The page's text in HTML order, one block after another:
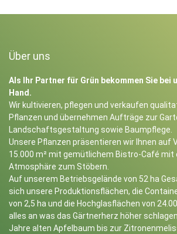
Über uns
Als Ihr Partner für Grün bekommen Sie bei
Hand.
Wir kultivieren, pflegen und verkaufen
Pflanzen und übernehmen Aufträge zur
Landschaftsgestaltung sowie Baumpflege.
Unsere Pflanzen präsentieren wir Ihnen auf
15.000 m² mit gemütlichem Bistro-Café mit
Atmosphäre zum Stöbern.
Auf unserem Betriebsgelände von 52 ha
sich unsere Produktionsflächen, die
von 2,5 ha und die Hochglasflächen von
alles an was das Gärtnerherz höher
Jahre alten Apfelbaum bis zur